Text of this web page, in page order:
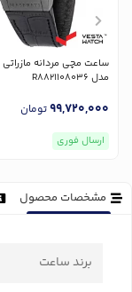
مدل R8821108036
99,720,000تومان
ارسال فوری
مشخصات محصول
برند ساعت